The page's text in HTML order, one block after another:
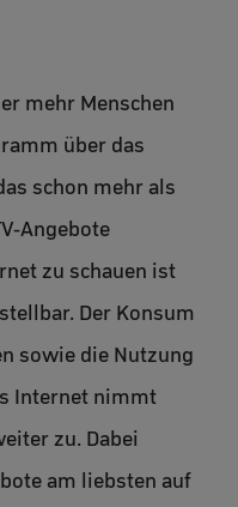
mehr Menschen
über das
schon mehr als
Angebote
zu schauen ist
Der Konsum
sowie die Nutzung
Internet nimmt
zu. Dabei
am liebsten auf